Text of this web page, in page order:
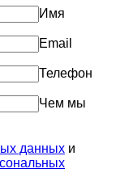
Имя
Email
Телефон
Чем мы
данных и